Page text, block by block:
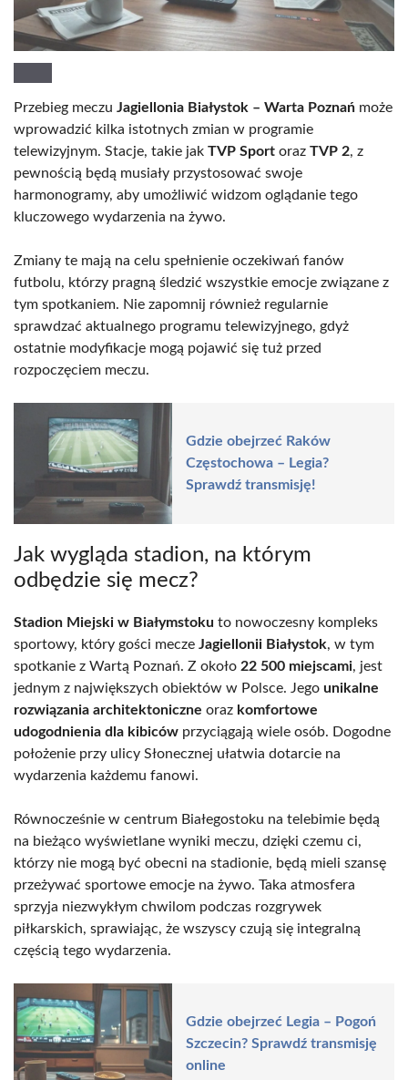
Przebieg meczu Jagiellonia Białystok – Warta Poznań może
wprowadzić kilka istotnych zmian w programie
telewizyjnym. Stacje, takie jak TVP Sport oraz TVP 2, z
pewnością będą musiały przystosować swoje
harmonogramy, aby umożliwić widzom oglądanie tego
kluczowego wydarzenia na żywo.
Zmiany te mają na celu spełnienie oczekiwań fanów
futbolu, którzy pragną śledzić wszystkie emocje związane z
tym spotkaniem. Nie zapomnij również regularnie
sprawdzać aktualnego programu telewizyjnego, gdyż
ostatnie modyfikacje mogą pojawić się tuż przed
rozpoczęciem meczu.
Gdzie obejrzeć Raków
Częstochowa – Legia?
Sprawdź transmisję!
Jak wygląda stadion, na którym
odbędzie się mecz?
Stadion Miejski w Białymstoku to nowoczesny kompleks
sportowy, który gości mecze Jagiellonii Białystok, w tym
spotkanie z Wartą Poznań. Z około 22 500 miejscami, jest
jednym z największych obiektów w Polsce. Jego unikalne
rozwiązania architektoniczne oraz komfortowe
udogodnienia dla kibiców przyciągają wiele osób. Dogodne
położenie przy ulicy Słonecznej ułatwia dotarcie na
wydarzenia każdemu fanowi.
Równocześnie w centrum Białegostoku na telebimie będą
na bieżąco wyświetlane wyniki meczu, dzięki czemu ci,
którzy nie mogą być obecni na stadionie, będą mieli szansę
przeżywać sportowe emocje na żywo. Taka atmosfera
sprzyja niezwykłym chwilom podczas rozgrywek
piłkarskich, sprawiając, że wszyscy czują się integralną
częścią tego wydarzenia.
Gdzie obejrzeć Legia – Pogoń
Szczecin? Sprawdź transmisję
online